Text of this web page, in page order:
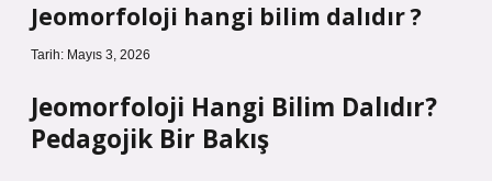
Jeomorfoloji hangi bilim dalıdır ?
Tarih: Mayıs 3, 2026
Jeomorfoloji Hangi Bilim Dalıdır?
Pedagojik Bir Bakış